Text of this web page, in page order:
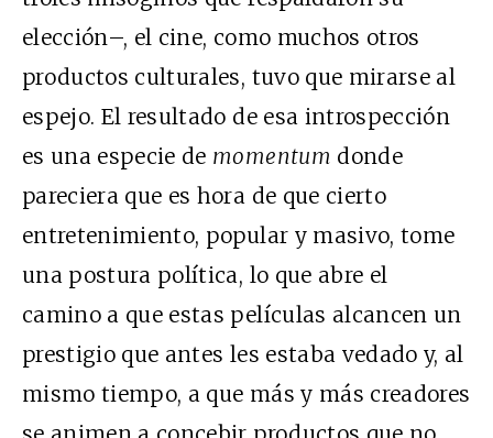
elección–, el cine, como muchos otros
productos culturales, tuvo que mirarse al
espejo. El resultado de esa introspección
es una especie de momentum donde
pareciera que es hora de que cierto
entretenimiento, popular y masivo, tome
una postura política, lo que abre el
camino a que estas películas alcancen un
prestigio que antes les estaba vedado y, al
mismo tiempo, a que más y más creadores